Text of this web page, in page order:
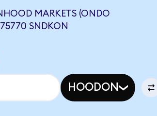
MARKETS (ONDO
SNDKON
HOODON